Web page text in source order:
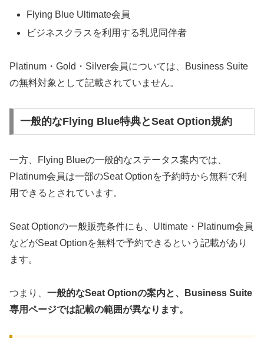
Flying Blue Ultimate会員
ビジネスクラスを利用する乳児同伴者
Platinum・Gold・Silver会員については、Business Suite
の無料対象として記載されていません。
一般的なFlying Blue特典とSeat Option規約
一方、Flying Blueの一般的なステータス案内では、
Platinum会員は一部のSeat Optionを予約時から無料で利
用できるとされています。
Seat Optionの一般販売条件にも、Ultimate・Platinum会員
などがSeat Optionを無料で予約できるという記載があり
ます。
つまり、 一般的なSeat Optionの案内と、Business Suite
専用ページでは記載の範囲が異なります。